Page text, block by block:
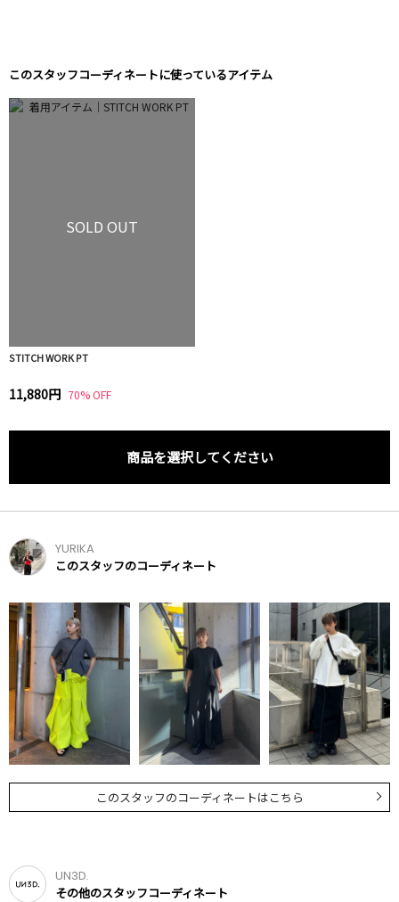
このスタッフコーディネートに使っているアイテム
SOLD OUT
STITCH WORK PT
11,880円 70% OFF
商品を選択してください
YURIKA
このスタッフのコーディネート
このスタッフのコーディネートはこちら
UN3D.
その他のスタッフコーディネート